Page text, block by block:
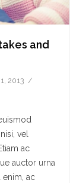
and
2013
vel
ac
auctor urna
enim, ac